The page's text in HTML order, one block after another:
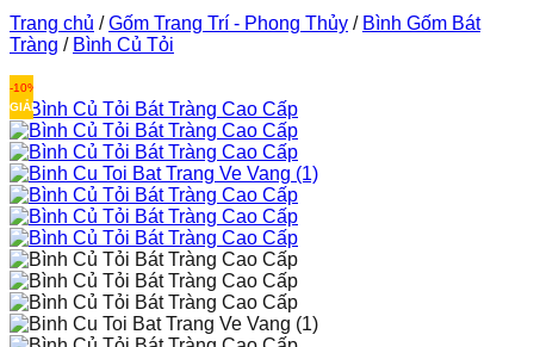
Trang chủ / Gốm Trang Trí - Phong Thủy / Bình Gốm Bát
Tràng / Bình Củ Tỏi
-10%
GIẢM